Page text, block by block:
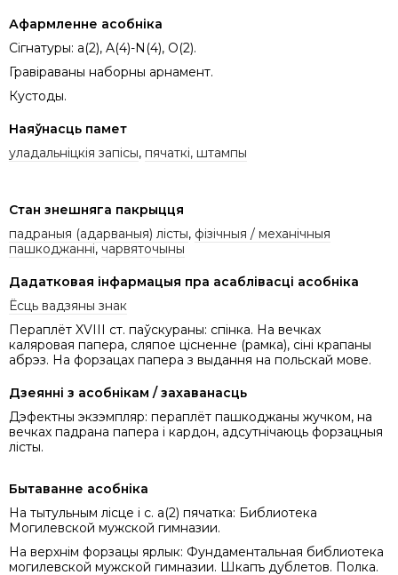
Афармленне асобніка
Сігнатуры: a(2), A(4)-N(4), O(2).
Гравіраваны наборны арнамент.
Кустоды.
Наяўнасць памет
уладальніцкія запісы, пячаткі, штампы
Стан знешняга пакрыцця
падраныя (адарваныя) лісты, фізічныя / механічныя
пашкоджанні, чарвяточыны
Дадатковая інфармацыя пра асаблівасці асобніка
Ёсць вадзяны знак
Пераплёт XVIII ст. паўскураны: спінка. На вечках
каляровая папера, сляпое цісненне (рамка), сіні крапаны
абрэз. На форзацах папера з выдання на польскай мове.
Дзеянні з асобнікам / захаванасць
Дэфектны экзэмпляр: пераплёт пашкоджаны жучком, на
вечках падрана папера і кардон, адсутнічаюць форзацныя
лісты.
Бытаванне асобніка
На тытульным лісце i с. a(2) пячатка: Библиотека
Могилевской мужской гимназии.
На верхнім форзацы ярлык: Фундаментальная библиотека
могилевской мужской гимназии. Шкапъ дублетов. Полка.